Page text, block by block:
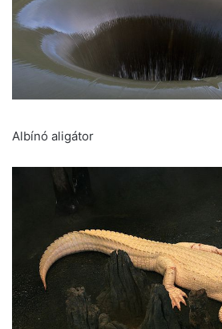
Albínó aligátor